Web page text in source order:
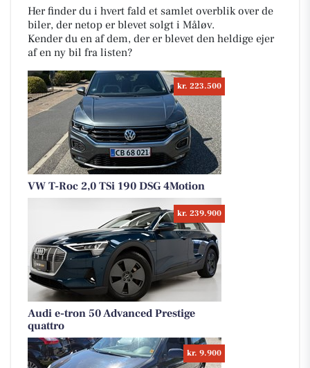
Her finder du i hvert fald et samlet overblik over de
biler, der netop er blevet solgt i Måløv.
Kender du en af dem, der er blevet den heldige ejer
af en ny bil fra listen?
kr. 223.500
VW T-Roc 2,0 TSi 190 DSG 4Motion
kr. 239.900
Audi e-tron 50 Advanced Prestige
quattro
kr. 9.900